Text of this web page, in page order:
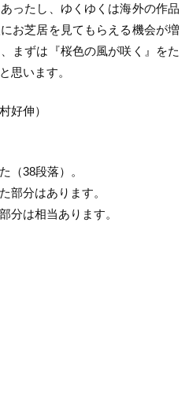
ったし、ゆくゆくは海外の作品
お芝居を見てもらえる機会が増
まずは『桜色の風が咲く』をた
思います。
好伸）
（38段落）。
部分はあります。
分は相当あります。